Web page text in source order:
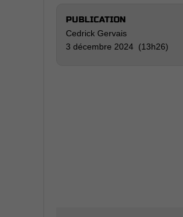
PUBLICATION
Cedrick Gervais
3 décembre 2024 (13h26)